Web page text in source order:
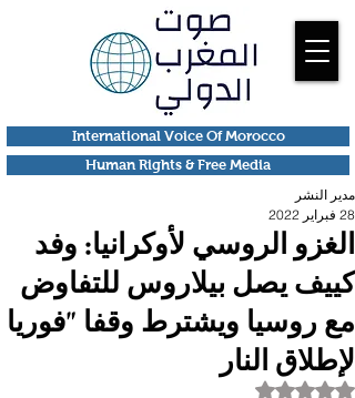
Human Rights & Free Media
International Voice Of Morocco
الغزو الروسي لأوكرانيا: وفد
كييف يصل بيلاروس للتفاوض
مع روسيا ويشترط وقفا "فوريا
لإطلاق النار
مدير النشر
28 فبراير 2022
تم التقييم بـ ليس رقمًا من أصل 5 نجوم.